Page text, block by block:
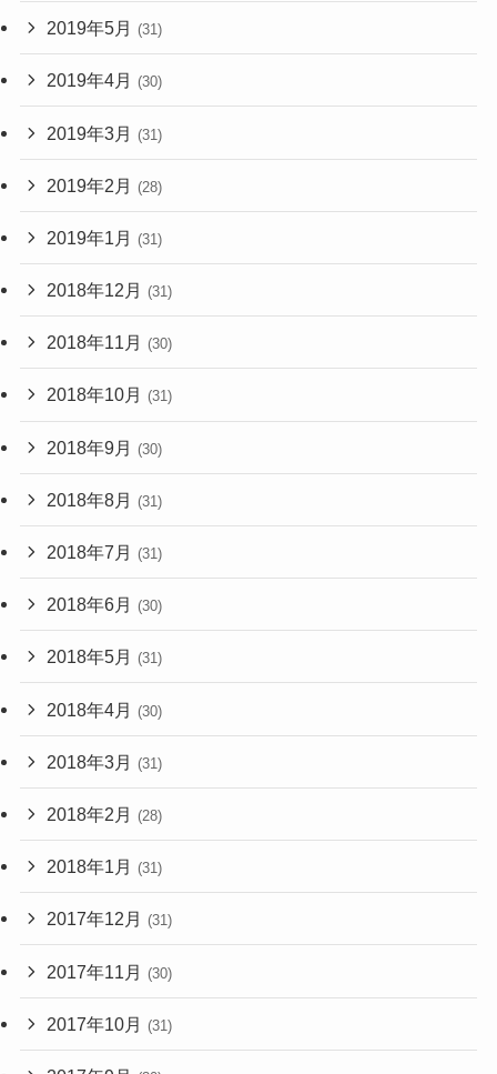
2019年5月 (31)
2019年4月 (30)
2019年3月 (31)
2019年2月 (28)
2019年1月 (31)
2018年12月 (31)
2018年11月 (30)
2018年10月 (31)
2018年9月 (30)
2018年8月 (31)
2018年7月 (31)
2018年6月 (30)
2018年5月 (31)
2018年4月 (30)
2018年3月 (31)
2018年2月 (28)
2018年1月 (31)
2017年12月 (31)
2017年11月 (30)
2017年10月 (31)